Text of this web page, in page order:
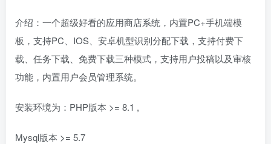
介绍：一个超级好看的应用商店系统，内置PC+手机端模
板，支持PC、IOS、安卓机型识别分配下载，支持付费下
载、任务下载、免费下载三种模式，支持用户投稿以及审核
功能，内置用户会员管理系统。
安装环境为：PHP版本 >= 8.1 ,
Mysql版本 >= 5.7